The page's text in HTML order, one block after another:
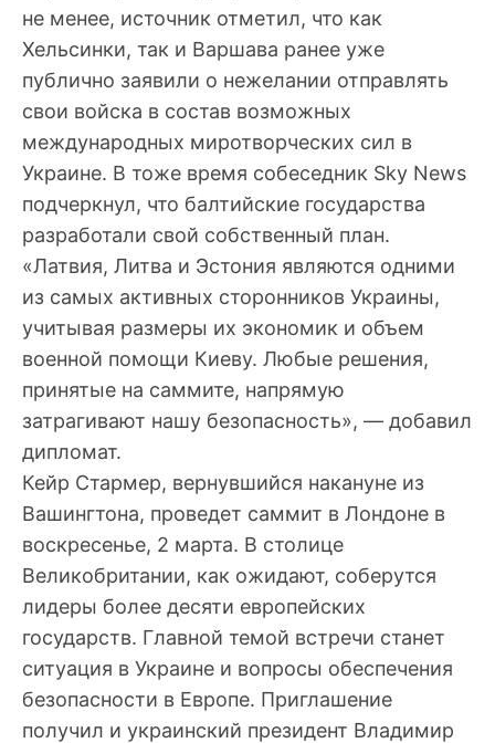
не менее, источник отметил, что как
Хельсинки, так и Варшава ранее уже
публично заявили о нежелании отправлять
свои войска в состав возможных
международных миротворческих сил в
Украине. В тоже время собеседник Sky News
подчеркнул, что балтийские государства
разработали свой собственный план.
«Латвия, Литва и Эстония являются одними
из самых активных сторонников Украины,
учитывая размеры их экономик и объем
военной помощи Киеву. Любые решения,
принятые на саммите, напрямую
затрагивают нашу безопасность», — добавил
дипломат.
Кейр Стармер, вернувшийся накануне из
Вашингтона, проведет саммит в Лондоне в
воскресенье, 2 марта. В столице
Великобритании, как ожидают, соберутся
лидеры более десяти европейских
государств. Главной темой встречи станет
ситуация в Украине и вопросы обеспечения
безопасности в Европе. Приглашение
получил и украинский президент Владимир